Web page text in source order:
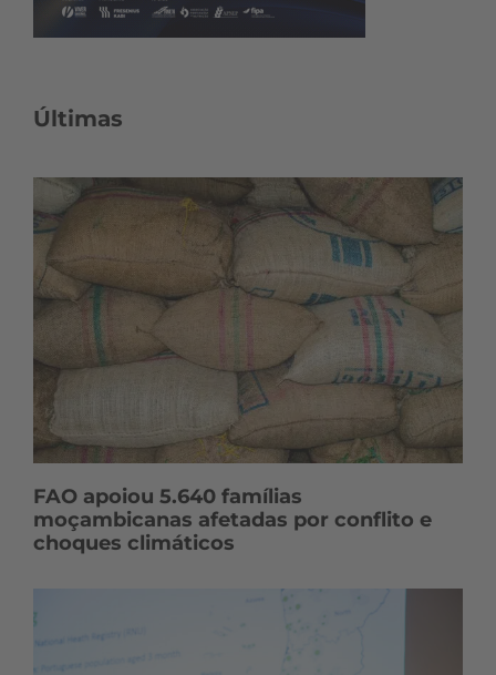
Últimas
FAO apoiou 5.640 famílias
moçambicanas afetadas por conflito e
choques climáticos